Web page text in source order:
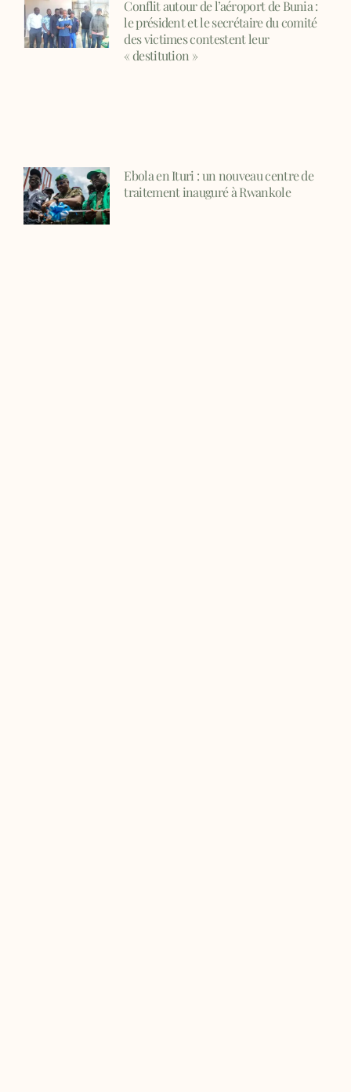
Conflit autour de l’aéroport de Bunia :
le président et le secrétaire du comité
des victimes contestent leur
« destitution »
Ebola en Ituri : un nouveau centre de
traitement inauguré à Rwankole